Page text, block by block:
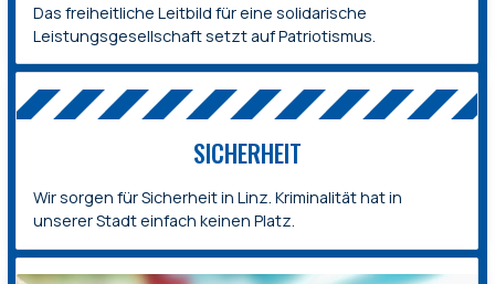
Das freiheitliche Leitbild für eine solidarische
Leistungsgesellschaft setzt auf Patriotismus.
SICHERHEIT
Wir sorgen für Sicherheit in Linz. Kriminalität hat in
unserer Stadt einfach keinen Platz.